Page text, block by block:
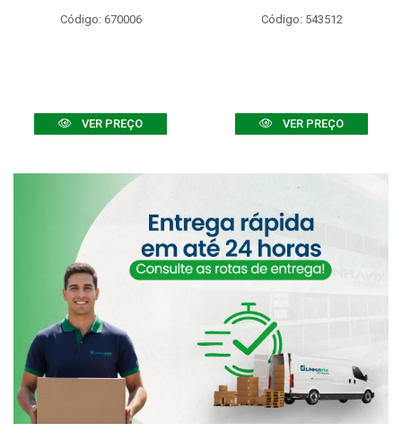
Código: 670006
VER PREÇO
Código: 543512
VER PREÇO